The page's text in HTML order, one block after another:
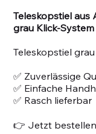
Teleskopstiel aus
grau Klick-System
Teleskopstiel
✅ Zuverlässige
✅ Einfache
✅ Rasch lieferbar
👉 Jetzt bestellen